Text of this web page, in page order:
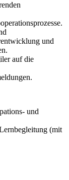
und
auf die
und
(mit